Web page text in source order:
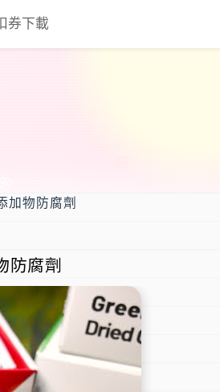
券下載
加物防腐劑
防腐劑